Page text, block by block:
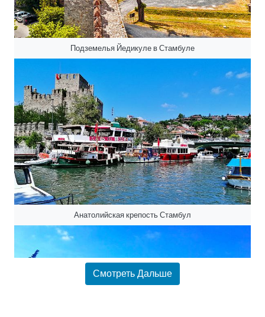
Подземелья Йедикуле в Стамбуле
Анатолийская крепость Стамбул
Смотреть Дальше